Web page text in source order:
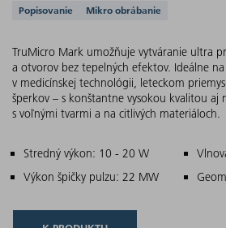
Podporované aplikácie
Popisovanie Mikro obrábanie
TruMicro Mark umožňuje vytváranie ultra
a otvorov bez tepelných efektov. Ideálne
v medicínskej technológii, leteckom
šperkov – s konštantne vysokou kvalitou aj
s voľnými tvarmi a na citlivých materiáloch.
Hlavné znaky
Stredný výkon: 10 - 20 W
Výkon špičky pulzu: 22 MW